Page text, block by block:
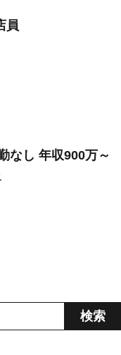
員
なし 年収900万～